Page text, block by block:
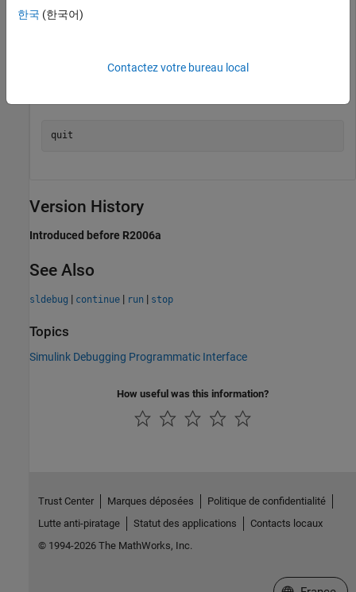
quit
Version History
Introduced before R2006a
See Also
sldebug | continue | run | stop
Topics
Simulink Debugging Programmatic Interface
How useful was this information?
한국 (한국어)
Contactez votre bureau local
Trust Center Marques déposées
Politique de confidentialité
Lutte anti-piratage
Statut des applications
Contacts locaux
© 1994-2026 The MathWorks, Inc.